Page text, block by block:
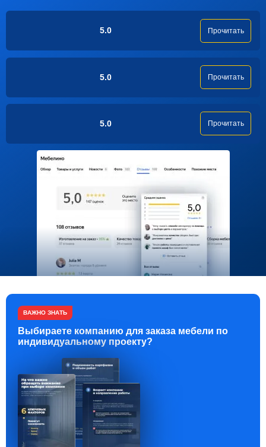
5.0 Прочитать
5.0 Прочитать
5.0 Прочитать
ВАЖНО ЗНАТЬ
Выбираете компанию для заказа мебели по
индивидуальному проекту?